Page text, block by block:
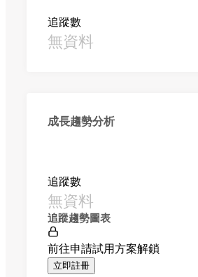
追蹤數
無資料
成長趨勢分析
追蹤數
無資料
追蹤趨勢圖表
前往申請試用方案解鎖
立即註冊